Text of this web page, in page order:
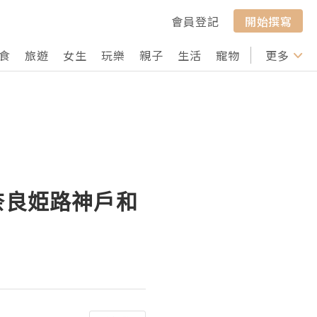
會員登記
開始撰寫
旅遊 女生 玩樂 親子 生活 寵物 行山 打卡
更多
姫路神戶和